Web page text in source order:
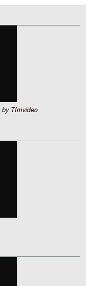
by Tfmvideo